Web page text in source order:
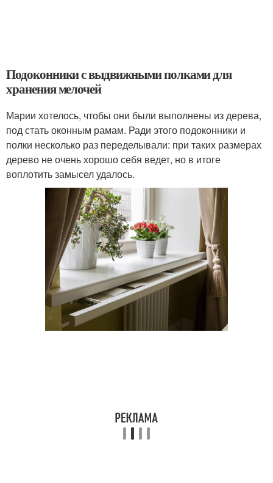
Подоконники с выдвижными полками для
хранения мелочей
Марии хотелось, чтобы они были выполнены из дерева,
под стать оконным рамам. Ради этого подоконники и
полки несколько раз переделывали: при таких размерах
дерево не очень хорошо себя ведет, но в итоге
воплотить замысел удалось.